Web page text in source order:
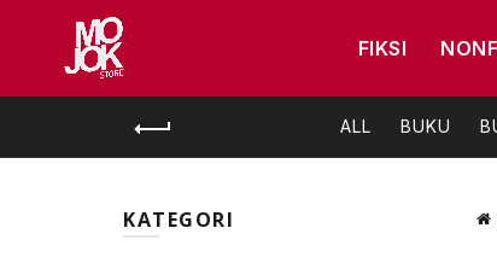
FIKSI
ALL BUKU
KATEGORI